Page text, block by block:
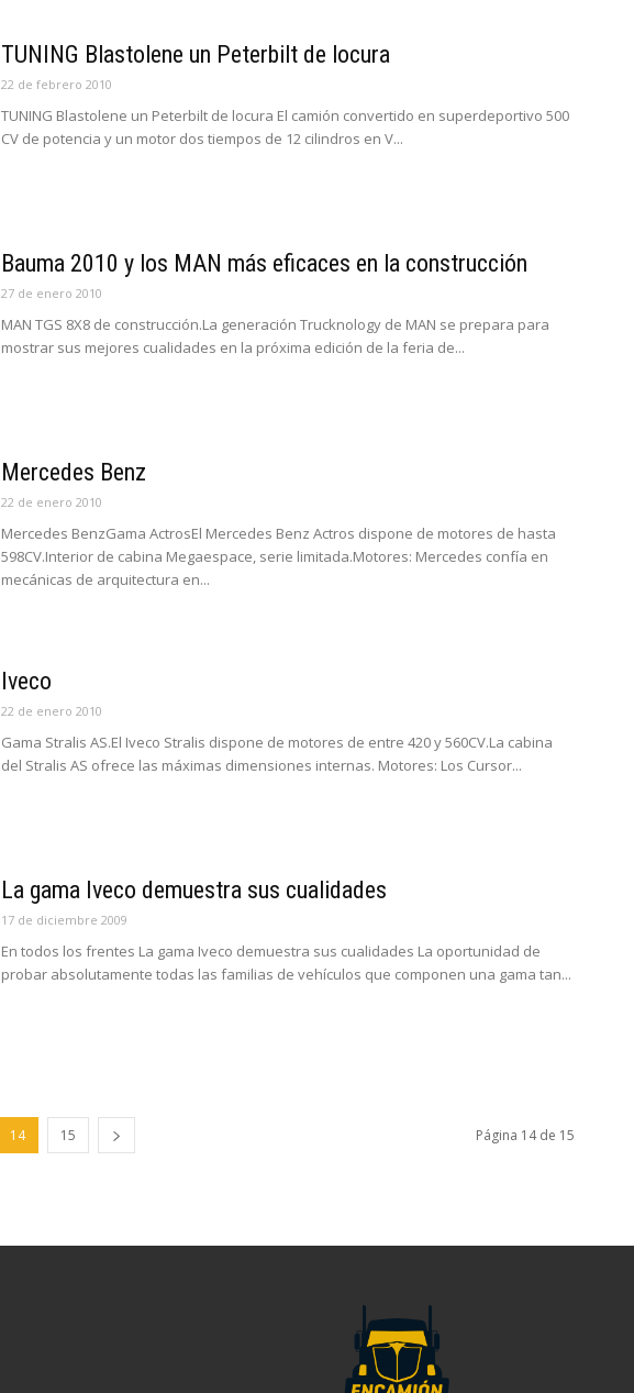
TUNING Blastolene un Peterbilt de locura
22 de febrero 2010
TUNING Blastolene un Peterbilt de locura El camión convertido en superdeportivo 500
CV de potencia y un motor dos tiempos de 12 cilindros en V...
Bauma 2010 y los MAN más eficaces en la construcción
27 de enero 2010
MAN TGS 8X8 de construcción.La generación Trucknology de MAN se prepara para
mostrar sus mejores cualidades en la próxima edición de la feria de...
Mercedes Benz
22 de enero 2010
Mercedes BenzGama ActrosEl Mercedes Benz Actros dispone de motores de hasta
598CV.Interior de cabina Megaespace, serie limitada.Motores: Mercedes confía en
mecánicas de arquitectura en...
Iveco
22 de enero 2010
Gama Stralis AS.El Iveco Stralis dispone de motores de entre 420 y 560CV.La cabina
del Stralis AS ofrece las máximas dimensiones internas. Motores: Los Cursor...
La gama Iveco demuestra sus cualidades
17 de diciembre 2009
En todos los frentes La gama Iveco demuestra sus cualidades La oportunidad de
probar absolutamente todas las familias de vehículos que componen una gama tan...
14 15 Página 14 de 15